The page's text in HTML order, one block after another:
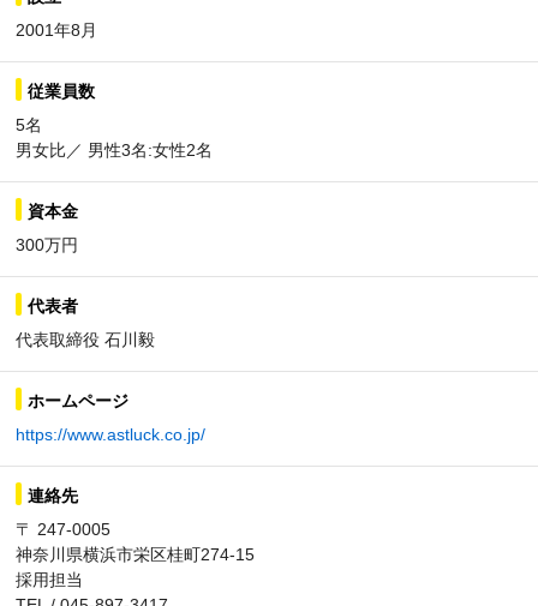
2001年8月
従業員数
5名
男女比／ 男性3名:女性2名
資本金
300万円
代表者
代表取締役 石川毅
ホームページ
https://www.astluck.co.jp/
連絡先
〒 247-0005
神奈川県横浜市栄区桂町274-15
採用担当